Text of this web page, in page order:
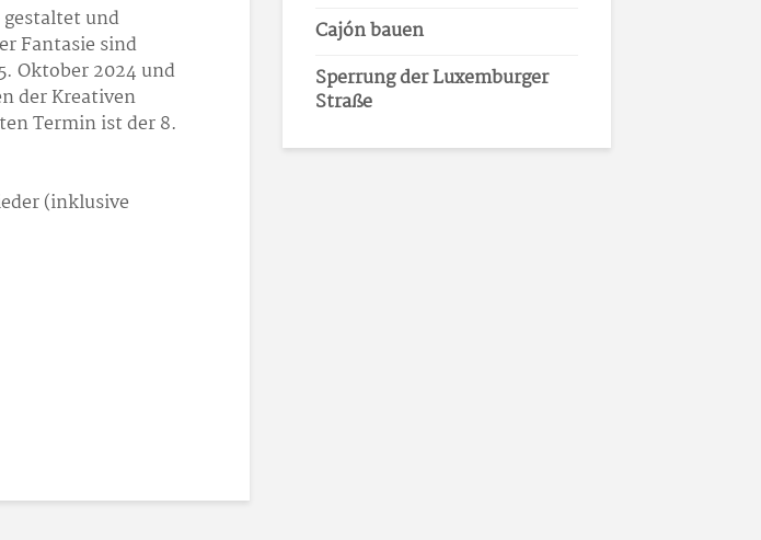
gestaltet und
Fantasie sind
Oktober 2024 und
der Kreativen
Termin ist der 8.
(inklusive
Cajón bauen
Sperrung der Luxemburger
Straße